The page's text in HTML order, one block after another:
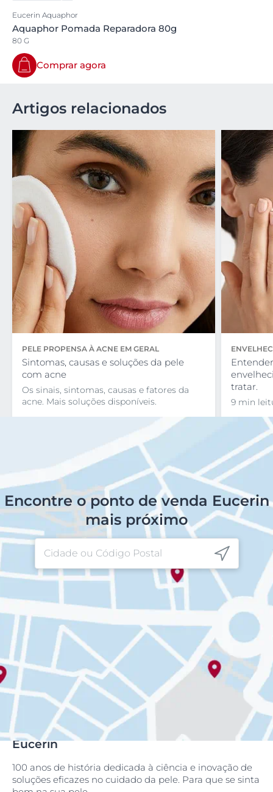
Eucerin Aquaphor
Aquaphor Pomada Reparadora 80g
80 G
Comprar agora
Artigos relacionados
PELE PROPENSA À ACNE EM GERAL
Sintomas, causas e soluções da pele
com acne
Os sinais, sintomas, causas e fatores da
acne. Mais soluções disponíveis.
tratar.
9 min
Encontre o ponto de venda Eucerin
mais próximo
Eucerin
100 anos de história dedicada à ciência e inovação de
soluções eficazes no cuidado da pele. Para que se sinta